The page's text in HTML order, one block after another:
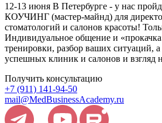
12-13 июня В Петербурге - у нас
КОУЧИНГ (мастер-майнд) для
стоматологий и салонов красоты!
Индивидуальное общение и
тренировки, разбор ваших ситуаций,
успешных клиник и салонов и взгляд
Получить консультацию
+7 (911) 141-94-50
mail@MedBusinessAcademy.ru